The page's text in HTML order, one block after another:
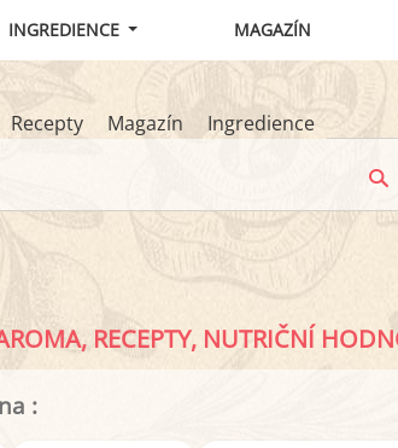
INGREDIENCE MAGAZÍN
Recepty Magazín
Ingredience
RECEPTY, NUTRIČNÍ
: